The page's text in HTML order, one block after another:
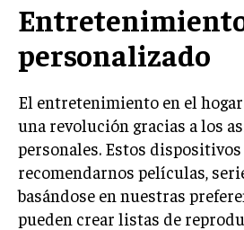
personalizado
El entretenimiento en el
una revolución gracias a los
personales. Estos dispositivos
recomendarnos películas,
basándose en nuestras
pueden crear listas de